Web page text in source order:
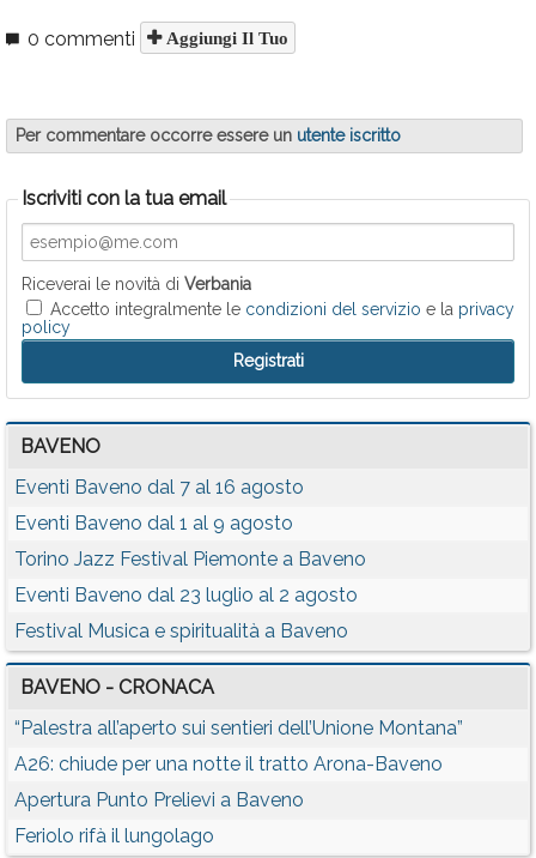
0 commenti Aggiungi Il Tuo
Per commentare occorre essere un utente iscritto
Iscriviti con la tua email
Riceverai le novità di Verbania
Accetto integralmente le condizioni del servizio e la privacy
policy
BAVENO
Eventi Baveno dal 7 al 16 agosto
Eventi Baveno dal 1 al 9 agosto
Torino Jazz Festival Piemonte a Baveno
Eventi Baveno dal 23 luglio al 2 agosto
Festival Musica e spiritualità a Baveno
BAVENO - CRONACA
“Palestra all’aperto sui sentieri dell’Unione Montana”
A26: chiude per una notte il tratto Arona-Baveno
Apertura Punto Prelievi a Baveno
Feriolo rifà il lungolago